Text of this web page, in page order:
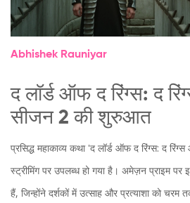
Abhishek Rauniyar
द लॉर्ड ऑफ द रिंग्स: द
सीजन 2 की शुरुआत
प्रसिद्ध महाकाव्य कथा 'द लॉर्ड ऑफ द रिंग्स: द
स्ट्रीमिंग पर उपलब्ध हो गया है। अमेज़न प्राइम
हैं, जिन्होंने दर्शकों में उत्साह और प्रत्याशा को